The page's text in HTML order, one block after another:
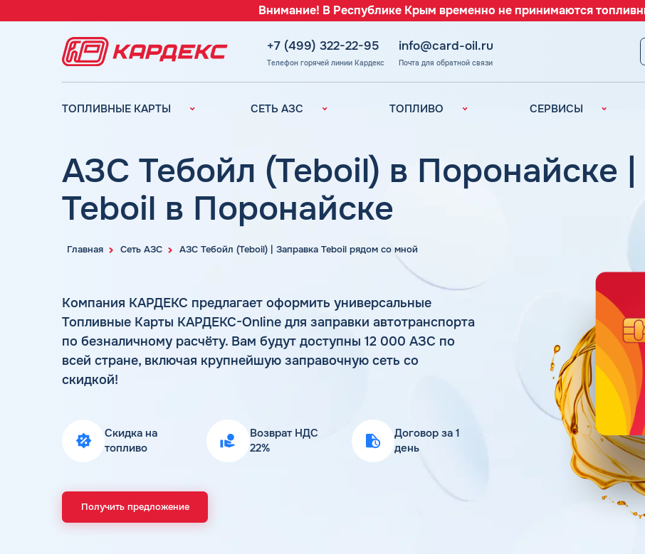
Внимание! В Республике Крым временно не принимаются
+7 (499) 322-22-95
Телефон горячей линии Кардекс
info@card-oil.ru
Почта для обратной связи
ТОПЛИВНЫЕ КАРТЫ
Преимущества
Индивидуальный
Автомойки
Вопросы и Ответы
СЕТЬ АЗС
АЗС Газпромнефть
АЗС Тебойл
АЗС Газпром
АЗС
Нефтьмагистраль
ТОПЛИВО
Бензин
топливо
Топливные бренды
Наши города
Калькулятор
расхода топлива
Статьи
СЕРВИСЫ
Документооборот
(ЭДО)
Уведомления об
окончании баланса
Главная Сеть АЗС АЗС Тебойл (Teboil) | Заправка Teboil рядом со мной
АЗС Тебойл (Teboil) в Поронайске |
Teboil в Поронайске
Компания КАРДЕКС предлагает оформить универсальные
Топливные Карты КАРДЕКС-Online для заправки автотранспорта
по безналичному расчёту. Вам будут доступны 12 000 АЗС по
всей стране, включая крупнейшую заправочную сеть со
скидкой!
Скидка на
топливо
Возврат НДС
22%
Договор за 1
день
Получить предложение